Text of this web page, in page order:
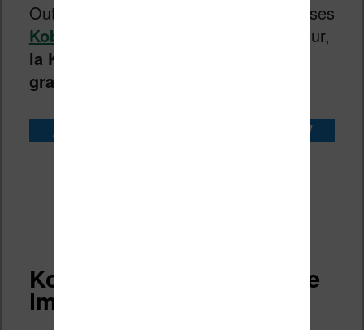
Outre les sorties remarquées des liseuses
Kobo Libra Colour
et Kobo Clara Colour,
la Kobo Clara BW arrive sans faire
grand bruit.
Acheter la liseuse Kobo Clara BW
Kobo Clara BW : une offre
imbattable !